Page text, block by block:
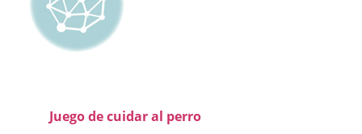
Juego de cuidar al perro